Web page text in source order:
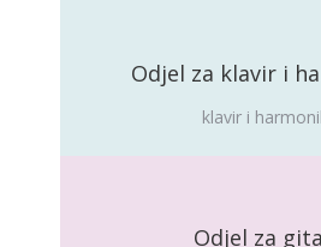
Odjel za klavir i
klavir i
Odjel za